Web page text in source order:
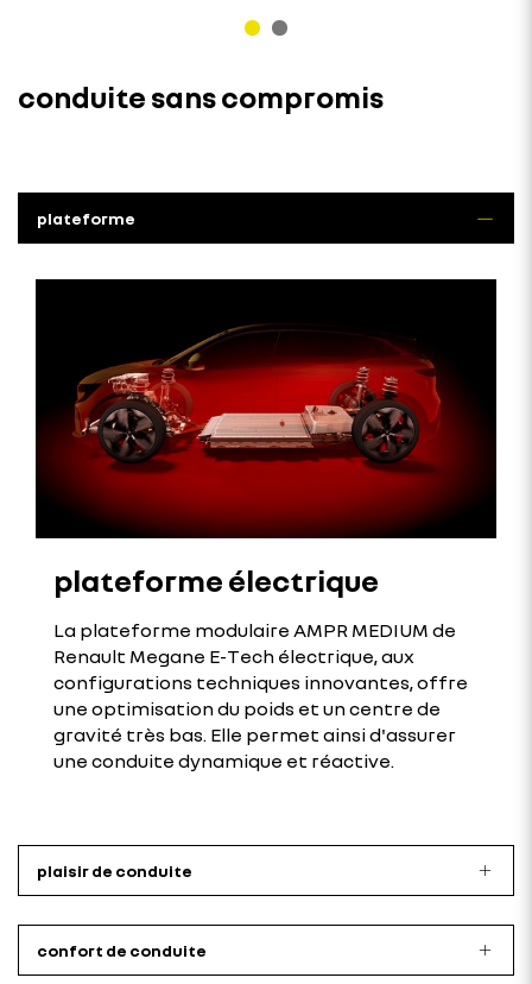
conduite sans compromis
plateforme
plateforme électrique
La plateforme modulaire AMPR MEDIUM de
Renault Megane E-Tech électrique, aux
configurations techniques innovantes, offre
une optimisation du poids et un centre de
gravité très bas. Elle permet ainsi d'assurer
une conduite dynamique et réactive.
plaisir de conduite
confort de conduite